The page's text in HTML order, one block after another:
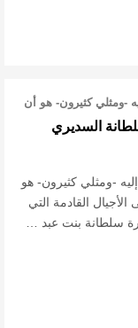
-ومثلي كثيرون- هو أن
السديري
-ومثلي كثيرون- هو
القادمة التي
سلطانة بنت عبد …